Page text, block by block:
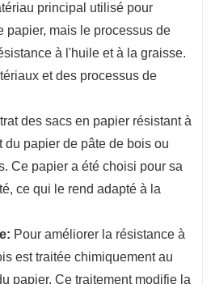
principal utilisé pour
papier, mais le processus de
à l'huile et à la graisse.
et des processus de
des sacs en papier résistant à
du papier de pâte de bois ou
Ce papier a été choisi pour sa
ce qui le rend adapté à la
Pour améliorer la résistance à
est traitée chimiquement au
papier. Ce traitement modifie la